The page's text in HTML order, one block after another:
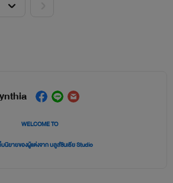
WELCOME TO
บนิยายของผู้แต่งจาก บลูส์ซินเธีย Studio